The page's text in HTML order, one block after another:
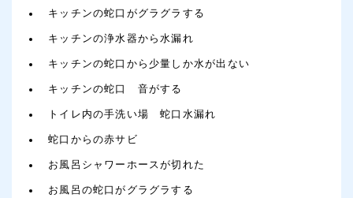
キッチンの蛇口がグラグラする
キッチンの浄水器から水漏れ
キッチンの蛇口から少量しか水が出ない
キッチンの蛇口 音がする
トイレ内の手洗い場 蛇口水漏れ
蛇口からの赤サビ
お風呂シャワーホースが切れた
お風呂の蛇口がグラグラする